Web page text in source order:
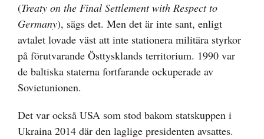
(Treaty on the Final Settlement with Respect to
Germany), sägs det. Men det är inte sant, enligt
avtalet lovade väst att inte stationera militära styrkor
på förutvarande Östtysklands territorium. 1990 var
de baltiska staterna fortfarande ockuperade av
Sovietunionen.
Det var också USA som stod bakom statskuppen i
Ukraina 2014 där den laglige presidenten avsattes.